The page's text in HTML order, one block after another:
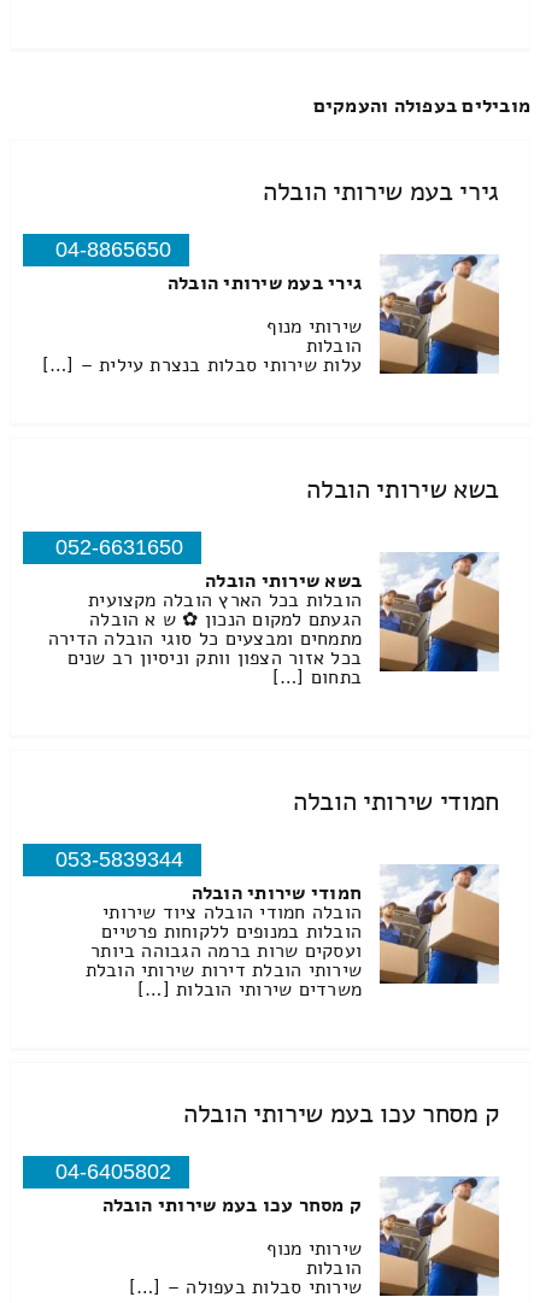
מובילים בעפולה והעמקים
גירי בעמ שירותי הובלה
04-8865650
גירי בעמ שירותי הובלה
שירותי מנוף
הובלות
עלות שירותי סבלות בנצרת עילית – […]
בשא שירותי הובלה
052-6631650
בשא שירותי הובלה
הובלות בכל הארץ הובלה מקצועית
הגעתם למקום הנכון ✿ ש א הובלה
מתמחים ומבצעים כל סוגי הובלה הדירה
בכל אזור הצפון וותק וניסיון רב שנים
בתחום […]
חמודי שירותי הובלה
053-5839344
חמודי שירותי הובלה
הובלה חמודי הובלה ציוד שירותי
הובלות במנופים ללקוחות פרטיים
ועסקים שרות ברמה הגבוהה ביותר
שירותי הובלת דירות שירותי הובלת
משרדים שירותי הובלות […]
ק מסחר עכו בעמ שירותי הובלה
04-6405802
ק מסחר עכו בעמ שירותי הובלה
שירותי מנוף
הובלות
שירותי סבלות בעפולה – […]